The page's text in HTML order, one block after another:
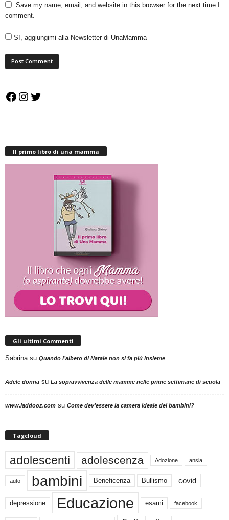
Save my name, email, and website in this browser for the next time I
comment.
Sì, aggiungimi alla Newsletter di UnaMamma
Facebook
Instagram
Twitter
Il primo libro di una mamma
Gli ultimi Commenti
Sabrinasu Quando l’albero di Natale non si fa più insieme
Adele donna su La sopravvivenza delle mamme nelle prime settimane di scuola
www.laddooz.com su Come dev’essere la camera ideale dei bambini?
Tagcloud
adolescenti adolescenza Adozione ansia
auto bambini Beneficenza Bullismo covid
depressione Educazione esami facebook